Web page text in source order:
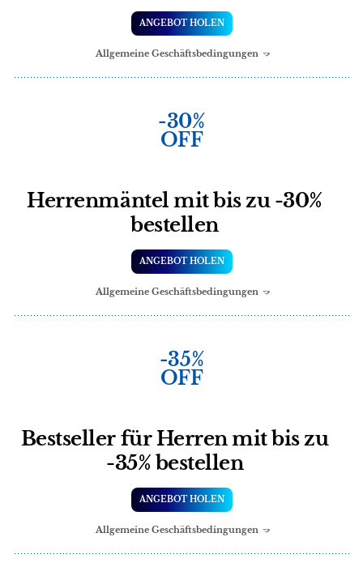
ANGEBOT HOLEN
Allgemeine Geschäftsbedingungen
-30%
OFF
Herrenmäntel mit bis zu -30%
bestellen
ANGEBOT HOLEN
Allgemeine Geschäftsbedingungen
-35%
OFF
Bestseller für Herren mit bis zu
-35% bestellen
ANGEBOT HOLEN
Allgemeine Geschäftsbedingungen